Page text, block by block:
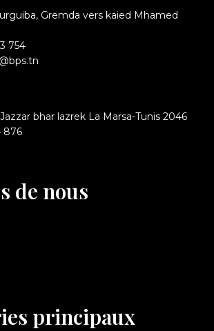
Gremda vers kaied Mhamed
754
bhar lazrek La Marsa-Tunis 2046
876
de nous
principaux